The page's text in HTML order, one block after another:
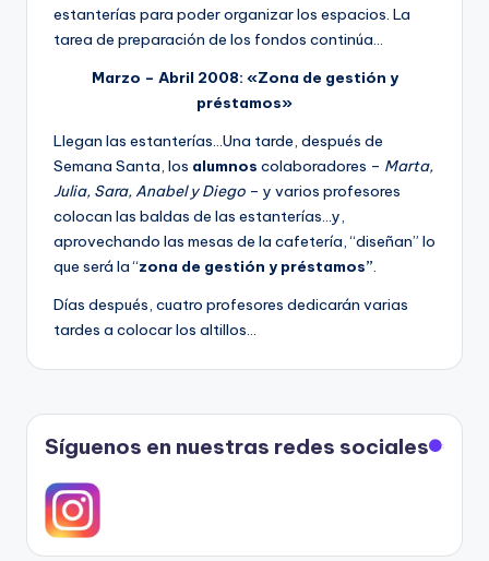
estanterías para poder organizar los espacios. La
tarea de preparación de los fondos continúa…
Marzo – Abril 2008: «Zona de gestión y
préstamos»
Llegan las estanterías…Una tarde, después de
Semana Santa, los alumnos colaboradores – Marta,
Julia, Sara, Anabel y Diego – y varios profesores
colocan las baldas de las estanterías…y,
aprovechando las mesas de la cafetería, “diseñan” lo
que será la “zona de gestión y préstamos”.
Días después, cuatro profesores dedicarán varias
tardes a colocar los altillos…
Síguenos en nuestras redes sociales